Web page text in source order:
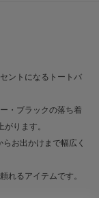
ントになるトートバ
・ブラックの落ち着
ります。
お出かけまで幅広く
れるアイテムです。